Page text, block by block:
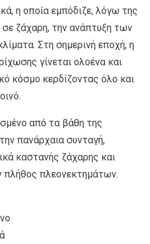
η οποία εμπόδιζε, λόγω της
ζάχαρη, την ανάπτυξη των
Στη σημερινή εποχή, η
γίνεται ολοένα και
κόσμο κερδίζοντας όλο και
από τα βάθη της
πανάρχαια συνταγή,
καστανής ζάχαρης και
πλήθος πλεονεκτημάτων.